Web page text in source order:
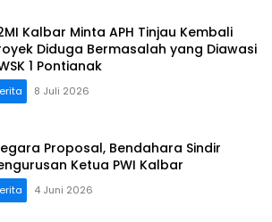
Kalbar Minta APH Tinjau Kembali
Diduga Bermasalah yang Diawasi
1 Pontianak
8 Juli 2026
Proposal, Bendahara Sindir
Ketua PWI Kalbar
4 Juni 2026